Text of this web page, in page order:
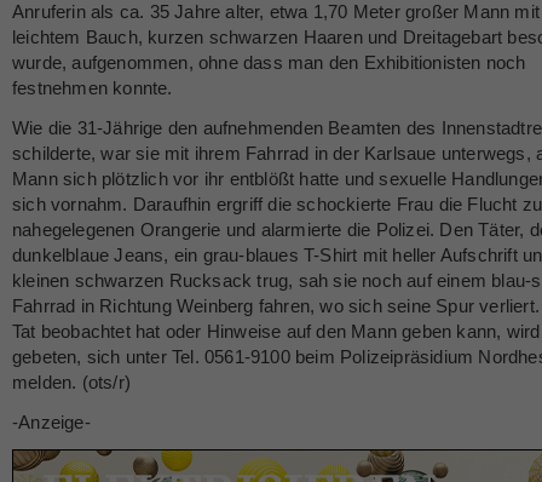
Anruferin als ca. 35 Jahre alter, etwa 1,70 Meter großer Mann mit
leichtem Bauch, kurzen schwarzen Haaren und Dreitagebart
wurde, aufgenommen, ohne dass man den Exhibitionisten noch
festnehmen konnte.
Wie die 31-Jährige den aufnehmenden Beamten des
schilderte, war sie mit ihrem Fahrrad in der Karlsaue unterwegs,
Mann sich plötzlich vor ihr entblößt hatte und sexuelle
sich vornahm. Daraufhin ergriff die schockierte Frau die Flucht
nahegelegenen Orangerie und alarmierte die Polizei. Den Täter,
dunkelblaue Jeans, ein grau-blaues T-Shirt mit heller Aufschrift
kleinen schwarzen Rucksack trug, sah sie noch auf einem blau-
Fahrrad in Richtung Weinberg fahren, wo sich seine Spur
Tat beobachtet hat oder Hinweise auf den Mann geben kann, wird
gebeten, sich unter Tel. 0561-9100 beim Polizeipräsidium
melden. (ots/r)
-Anzeige-